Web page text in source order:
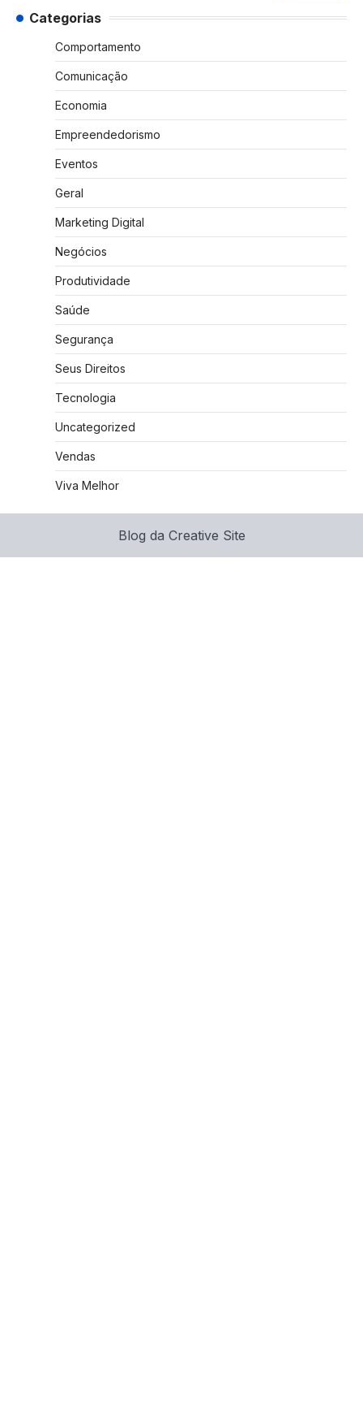
Categorias
Comportamento
Comunicação
Economia
Empreendedorismo
Eventos
Geral
Marketing Digital
Negócios
Produtividade
Saúde
Segurança
Seus Direitos
Tecnologia
Uncategorized
Vendas
Viva Melhor
Blog da Creative Site